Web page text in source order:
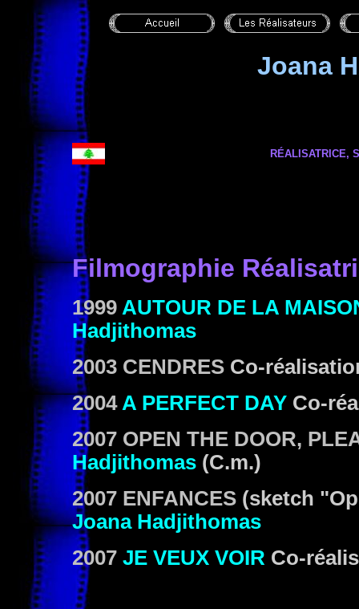
Joana
RÉALISATRICE,
Filmographie Réalisat
1999 AUTOUR DE LA
Hadjithomas
2003 CENDRES Co-
2004 A PERFECT DAY Co-
2007 OPEN THE DOOR,
Hadjithomas (C.m.)
2007 ENFANCES (sketch
Joana Hadjithomas
2007 JE VEUX VOIR Co-